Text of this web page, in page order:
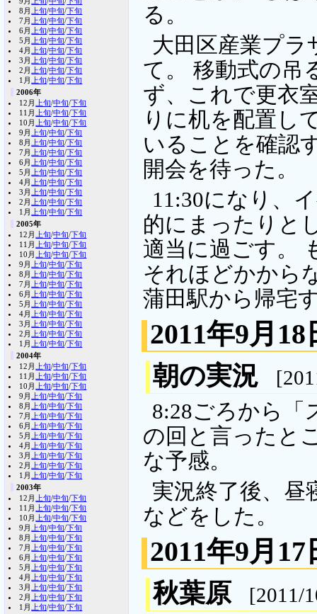
る。
大田区産業プラ
て。 移動式の吊
ず、これで更衣
りに机を配置し
いることを確認
開会を待った。
11:30になり、
的にまったりと
適当に過ごす。
それほどかから
蒲田駅から帰宅
2011年9月18
朝の実況
8:28ごろから「
の回と言ったと
な予感。
実況終了後、昼
などをした。
2011年9月17
秋葉原 [2011/
8月 上旬/中旬/下旬
7月 上旬/中旬/下旬
6月 上旬/中旬/下旬
5月 上旬/中旬/下旬
4月 上旬/中旬/下旬
3月 上旬/中旬/下旬
2月 上旬/中旬/下旬
1月 上旬/中旬/下旬
2006年
12月 上旬/中旬/下旬
11月 上旬/中旬/下旬
10月 上旬/中旬/下旬
9月 上旬/中旬/下旬
8月 上旬/中旬/下旬
7月 上旬/中旬/下旬
6月 上旬/中旬/下旬
5月 上旬/中旬/下旬
4月 上旬/中旬/下旬
3月 上旬/中旬/下旬
2月 上旬/中旬/下旬
1月 上旬/中旬/下旬
2005年
12月 上旬/中旬/下旬
11月 上旬/中旬/下旬
10月 上旬/中旬/下旬
9月 上旬/中旬/下旬
8月 上旬/中旬/下旬
7月 上旬/中旬/下旬
6月 上旬/中旬/下旬
5月 上旬/中旬/下旬
4月 上旬/中旬/下旬
3月 上旬/中旬/下旬
2月 上旬/中旬/下旬
1月 上旬/中旬/下旬
2004年
12月 上旬/中旬/下旬
11月 上旬/中旬/下旬
10月 上旬/中旬/下旬
9月 上旬/中旬/下旬
8月 上旬/中旬/下旬
7月 上旬/中旬/下旬
6月 上旬/中旬/下旬
5月 上旬/中旬/下旬
4月 上旬/中旬/下旬
3月 上旬/中旬/下旬
2月 上旬/中旬/下旬
1月 上旬/中旬/下旬
2003年
12月 上旬/中旬/下旬
11月 上旬/中旬/下旬
10月 上旬/中旬/下旬
9月 上旬/中旬/下旬
8月 上旬/中旬/下旬
7月 上旬/中旬/下旬
6月 上旬/中旬/下旬
5月 上旬/中旬/下旬
4月 上旬/中旬/下旬
3月 上旬/中旬/下旬
2月 上旬/中旬/下旬
1月 上旬/中旬/下旬